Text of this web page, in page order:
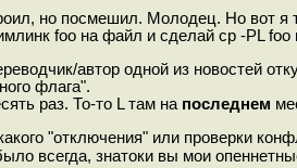
но посмешил. Молодец. Но вот я
foo на файл и сделай cp -PL foo
автор одной из новостей
флага".
раз. То-то L там на последнем
"отключения" или проверки
всегда, знатоки вы мои